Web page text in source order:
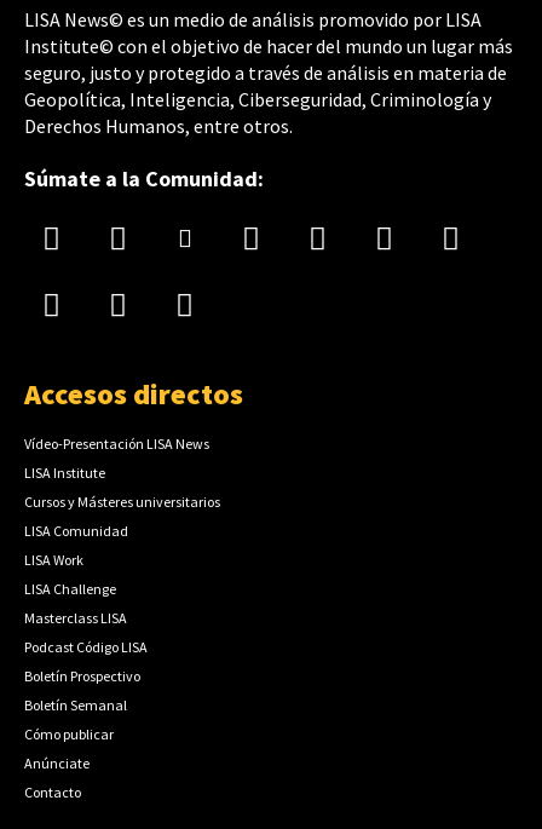
LISA News© es un medio de análisis promovido por LISA
Institute© con el objetivo de hacer del mundo un lugar más
seguro, justo y protegido a través de análisis en materia de
Geopolítica, Inteligencia, Ciberseguridad, Criminología y
Derechos Humanos, entre otros.
Súmate a la Comunidad:
Accesos directos
Vídeo-Presentación LISA News
LISA Institute
Cursos y Másteres universitarios
LISA Comunidad
LISA Work
LISA Challenge
Masterclass LISA
Podcast Código LISA
Boletín Prospectivo
Boletín Semanal
Cómo publicar
Anúnciate
Contacto